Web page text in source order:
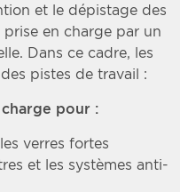
et le dépistage des
en charge par un
Dans ce cadre, les
pistes de travail :
pour :
verres fortes
et les systèmes anti-